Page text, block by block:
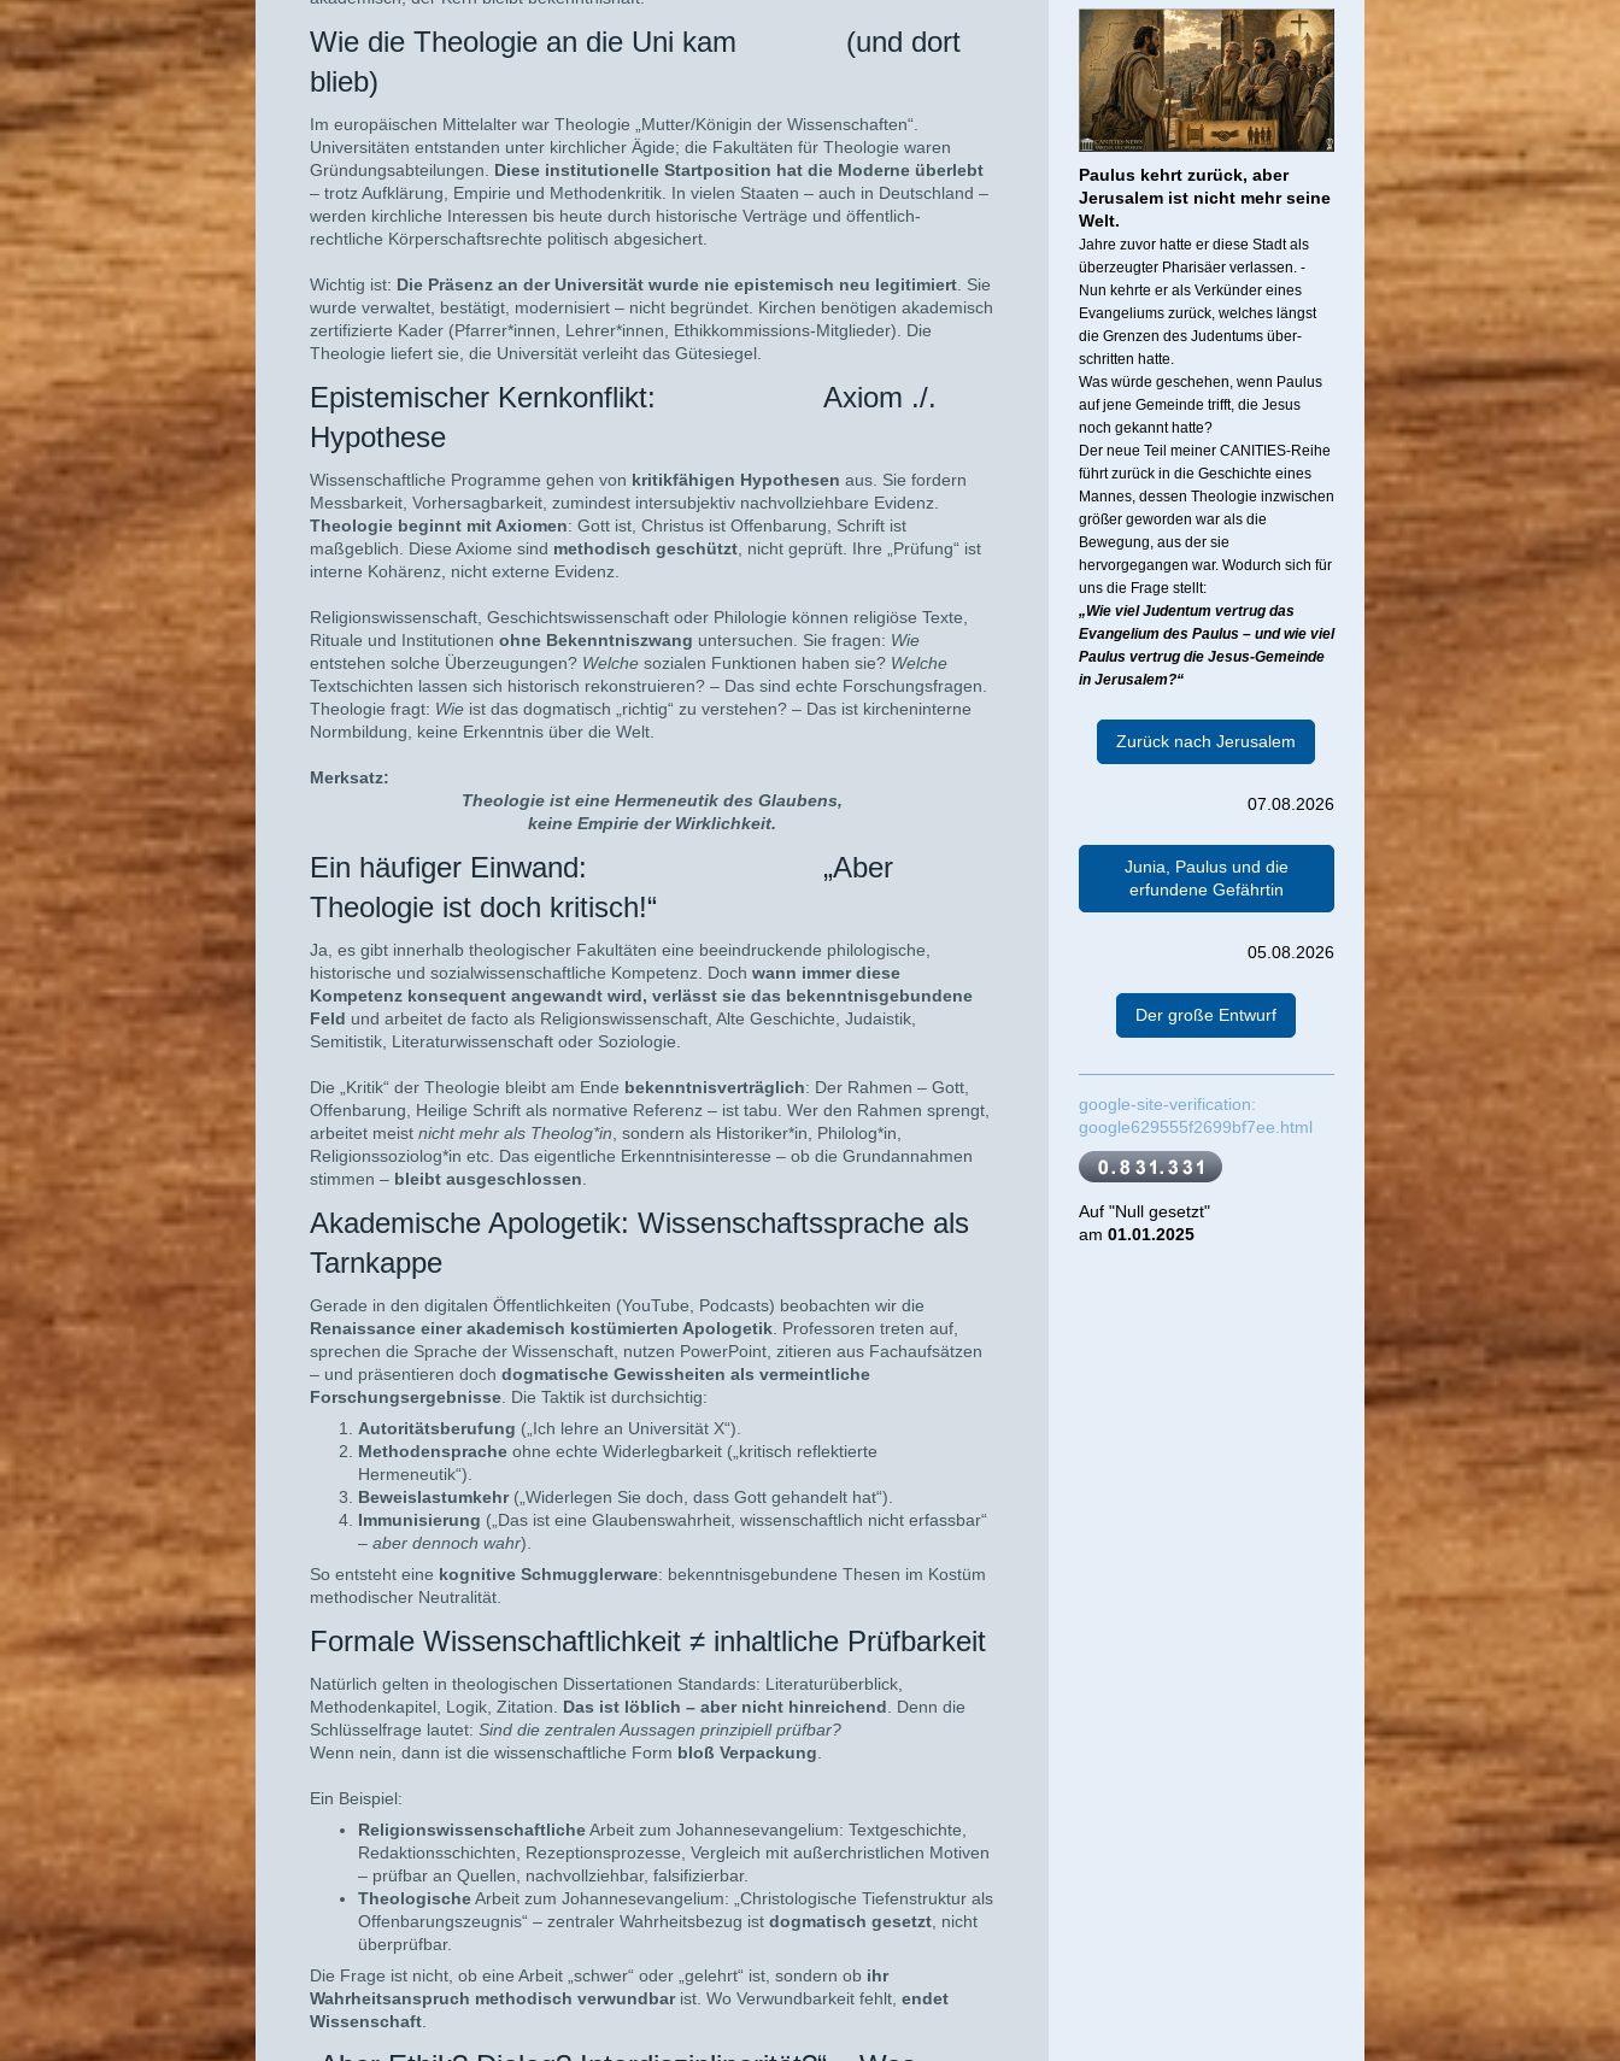
Wie die Theologie an die Uni kam (und dort
blieb)
Im europäischen Mittelalter war Theologie „Mutter/Königin der Wissenschaften“.
Universitäten entstanden unter kirchlicher Ägide; die Fakultäten für Theologie waren
Gründungsabteilungen. Diese institutionelle Startposition hat die Moderne überlebt
– trotz Aufklärung, Empirie und Methodenkritik. In vielen Staaten – auch in Deutschland –
werden kirchliche Interessen bis heute durch historische Verträge und öffentlich-
rechtliche Körperschaftsrechte politisch abgesichert.
Wichtig ist: Die Präsenz an der Universität wurde nie epistemisch neu legitimiert . Sie
wurde verwaltet, bestätigt, modernisiert – nicht begründet. Kirchen benötigen akademisch
zertifizierte Kader (Pfarrer*innen, Lehrer*innen, Ethikkommissions-Mitglieder). Die
Theologie liefert sie, die Universität verleiht das Gütesiegel.
Epistemischer Kernkonflikt: Axiom ./.
Hypothese
Wissenschaftliche Programme gehen von kritikfähigen Hypothesen aus. Sie fordern
Messbarkeit, Vorhersagbarkeit, zumindest intersubjektiv nachvollziehbare Evidenz.
Theologie beginnt mit Axiomen: Gott ist, Christus ist Offenbarung, Schrift ist
maßgeblich. Diese Axiome sind methodisch geschützt , nicht geprüft. Ihre „Prüfung“ ist
interne Kohärenz, nicht externe Evidenz.
Religionswissenschaft, Geschichtswissenschaft oder Philologie können religiöse Texte,
Rituale und Institutionen ohne Bekenntniszwang untersuchen. Sie fragen: Wie
entstehen solche Überzeugungen? Welche sozialen Funktionen haben sie? Welche
Textschichten lassen sich historisch rekonstruieren? – Das sind echte Forschungsfragen.
Theologie fragt: Wie ist das dogmatisch „richtig“ zu verstehen? – Das ist kircheninterne
Normbildung, keine Erkenntnis über die Welt.
Merksatz:
Theologie ist eine Hermeneutik des Glaubens,
keine Empirie der Wirklichkeit.
Ein häufiger Einwand: „Aber
Theologie ist doch kritisch!“
Ja, es gibt innerhalb theologischer Fakultäten eine beeindruckende philologische,
historische und sozialwissenschaftliche Kompetenz. Doch wann immer diese
Kompetenz konsequent angewandt wird, verlässt sie das bekenntnisgebundene
Feld und arbeitet de facto als Religionswissenschaft, Alte Geschichte, Judaistik,
Semitistik, Literaturwissenschaft oder Soziologie.
Die „Kritik“ der Theologie bleibt am Ende bekenntnisverträglich: Der Rahmen – Gott,
Offenbarung, Heilige Schrift als normative Referenz – ist tabu. Wer den Rahmen sprengt,
arbeitet meist nicht mehr als Theolog*in , sondern als Historiker*in, Philolog*in,
Religionssoziolog*in etc. Das eigentliche Erkenntnisinteresse – ob die Grundannahmen
stimmen – bleibt ausgeschlossen
Akademische Apologetik: Wissenschaftssprache als
Tarnkappe
Gerade in den digitalen Öffentlichkeiten (YouTube, Podcasts) beobachten wir die
Renaissance einer akademisch kostümierten Apologetik . Professoren treten auf,
sprechen die Sprache der Wissenschaft, nutzen PowerPoint, zitieren aus Fachaufsätzen
– und präsentieren doch dogmatische Gewissheiten als vermeintliche
Forschungsergebnisse . Die Taktik ist durchsichtig:
Autoritätsberufung („Ich lehre an Universität X“).
Methodensprache ohne echte Widerlegbarkeit („kritisch reflektierte
Hermeneutik“).
Beweislastumkehr(„Widerlegen Sie doch, dass Gott gehandelt hat“).
Immunisierung („Das ist eine Glaubenswahrheit, wissenschaftlich nicht erfassbar“
– aber dennoch wahr).
So entsteht eine kognitive Schmugglerware: bekenntnisgebundene Thesen im Kostüm
methodischer Neutralität.
Formale Wissenschaftlichkeit ≠ inhaltliche Prüfbarkeit
Natürlich gelten in theologischen Dissertationen Standards: Literaturüberblick,
Methodenkapitel, Logik, Zitation. Das ist löblich – aber nicht hinreichend . Denn die
Schlüsselfrage lautet: Sind die zentralen Aussagen prinzipiell prüfbar?
Wenn nein, dann ist die wissenschaftliche Form bloß Verpackung
Ein Beispiel:
ReligionswissenschaftlicheArbeit zum Johannesevangelium: Textgeschichte,
Redaktionsschichten, Rezeptionsprozesse, Vergleich mit außerchristlichen Motiven
– prüfbar an Quellen, nachvollziehbar, falsifizierbar.
TheologischeArbeit zum Johannesevangelium: „Christologische Tiefenstruktur als
Offenbarungszeugnis“ – zentraler Wahrheitsbezug ist dogmatisch gesetzt , nicht
überprüfbar.
Die Frage ist nicht, ob eine Arbeit „schwer“ oder „gelehrt“ ist, sondern ob ihr
Wahrheitsanspruch methodisch verwundbarist. Wo Verwundbarkeit fehlt, endet
Wissenschaft
Paulus kehrt zurück, aber
Jerusalem ist nicht mehr seine
Welt.
Jahre zuvor hatte er diese Stadt als
überzeugter Pharisäer verlassen. -
Nun kehrte er als Verkünder eines
Evangeliums zurück, welches längst
die Grenzen des Judentums über-
schritten hatte.
Was würde geschehen, wenn Paulus
auf jene Gemeinde trifft, die Jesus
noch gekannt hatte?
Der neue Teil meiner CANITIES-Reihe
führt zurück in die Geschichte eines
Mannes, dessen Theologie inzwischen
größer geworden war als die
Bewegung, aus der sie
hervorgegangen war. Wodurch sich für
uns die Frage stellt:
„Wie viel Judentum vertrug das
Evangelium des Paulus – und wie viel
Paulus vertrug die Jesus-Gemeinde
in Jerusalem?“
Zurück nach Jerusalem
07.08.2026
Junia, Paulus und die
erfundene Gefährtin
05.08.2026
Der große Entwurf
google-site-verification:
google629555f2699bf7ee.html
Auf "Null gesetzt"
am 01.01.2025